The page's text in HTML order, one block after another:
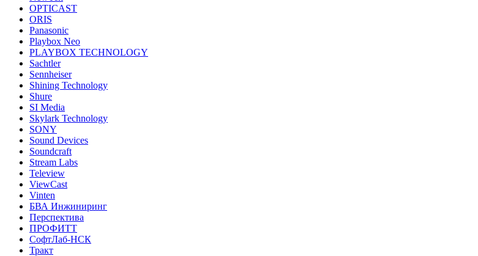
OPTICAST
ORIS
Panasonic
Playbox Neo
PLAYBOX TECHNOLOGY
Sachtler
Sennheiser
Shining Technology
Shure
SI Media
Skylark Technology
SONY
Sound Devices
Soundcraft
Stream Labs
Teleview
ViewCast
Vinten
БВА Инжиниринг
Перспектива
ПРОФИТТ
СофтЛаб-НСК
Тракт